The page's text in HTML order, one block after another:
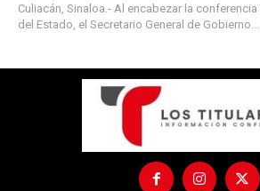
Culiacán, Sinaloa.- Al encabezar la
del Estado, el Secretario General de Gobierno...